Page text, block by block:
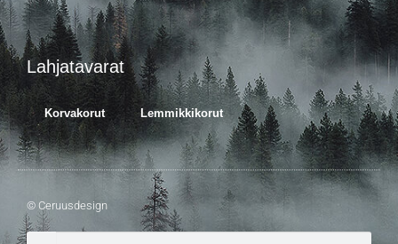
Lahjatavarat
Korvakorut Lemmikkikorut
© Ceruusdesign